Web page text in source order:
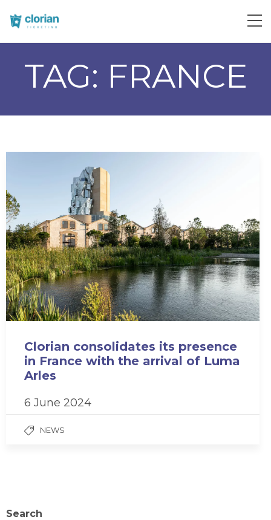
TAG: FRANCE
Clorian consolidates its presence
in France with the arrival of Luma
Arles
6 June 2024
NEWS
Search